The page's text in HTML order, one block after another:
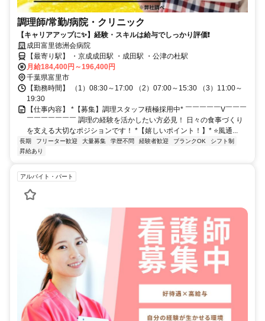
調理師/常勤/病院・クリニック
【キャリアアップに✨】経験・スキルは給与でしっかり評価❗️
成田富里徳洲会病院
【最寄り駅】 ・京成成田駅 ・成田駅 ・公津の杜駅
月給184,400円～196,400円
千葉県富里市
【勤務時間】 （1）08:30～17:00 （2）07:00～15:30 （3）11:00～
19:30
【仕事内容】 *【募集】調理スタッフ積極採用中* ￣￣￣￣￣V￣￣￣
￣￣￣￣￣￣￣ 調理の経験を活かしたい方必見！ 日々の食事づくり
を支える大切なポジションです！ *【嬉しいポイント！】* ⭐️風通...
長期 フリーター歓迎 大量募集 学歴不問 経験者歓迎 ブランクOK
シフト制
昇給あり
アルバイト・パート